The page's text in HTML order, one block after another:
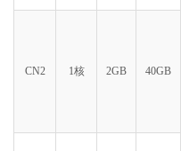
CN2 1核 2GB 40GB